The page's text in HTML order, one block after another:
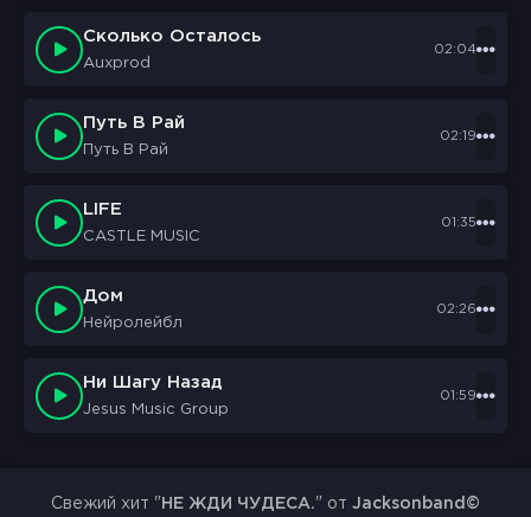
Сколько Осталось
Auxprod
02:04
Путь В Рай
Путь В Рай
02:19
LIFE
CASTLE MUSIC
01:35
Дом
Нейролейбл
02:26
Ни Шагу Назад
Jesus Music Group
01:59
Свежий хит " НЕ ЖДИ ЧУДЕСА." от Jacksonband©